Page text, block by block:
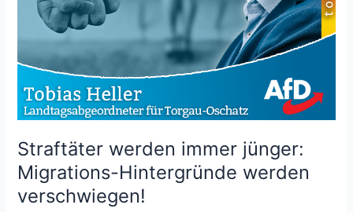
Straftäter werden immer jünger:
Migrations-Hintergründe werden
verschwiegen!